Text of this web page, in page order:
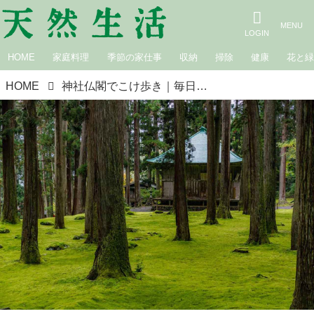
HOME 家庭料理 季節の家仕事 収納 掃除 健康 花と緑
HOME 神社仏閣でこけ歩き｜毎日こけ日和